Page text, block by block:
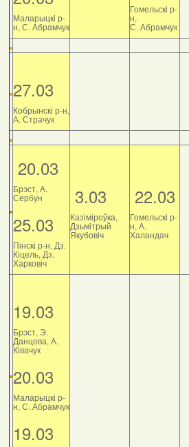
Маларыцкі р-
н, С. Абрамчук
Гомельскі р-
н,
С. Абрамчук
27.03
Кобрынскі р-н,
А. Страчук
20.03
Брэст, А.
Сербун
25.03
Пінскі р-н, Дз.
Кіцель, Дз.
Харковіч
3.03
Казіміроўка,
Дзьмітрый
Якубовіч
22.03
Гомельскі р-
н, А.
Халандач
19.03
Брэст, Э.
Данцова, А.
Ківачук
20.03
Маларыцкі р-
н, С. Абрамчук
19.03